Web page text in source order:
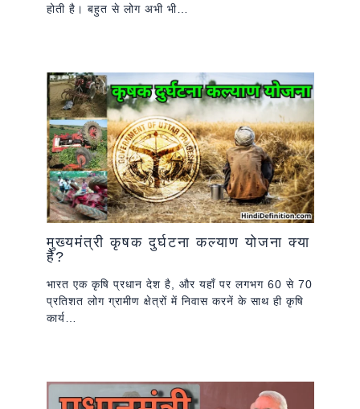
होती है। बहुत से लोग अभी भी…
मुख्यमंत्री कृषक दुर्घटना कल्याण योजना क्या
है?
भारत एक कृषि प्रधान देश है, और यहाँ पर लगभग 60 से 70
प्रतिशत लोग ग्रामीण क्षेत्रों में निवास करनें के साथ ही कृषि
कार्य…